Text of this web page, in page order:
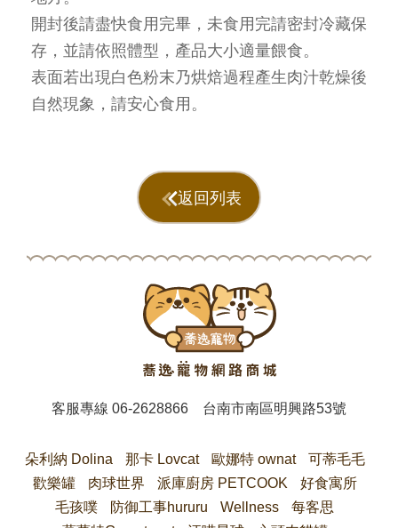
開封後請盡快食用完畢，未食用完請密封冷藏保
存，並請依照體型，產品大小適量餵食。
表面若出現白色粉末乃烘焙過程產生肉汁乾燥後
自然現象，請安心食用。
返回列表
客服專線06-2628866 台南市南區明興路53號
朵利納 Dolina 那卡 Lovcat 歐娜特 ownat
可蒂毛毛
歡樂罐
肉球世界 派庫廚房 PETCOOK
好食寓所
毛孩噗
防御工事hururu Wellness
每客思